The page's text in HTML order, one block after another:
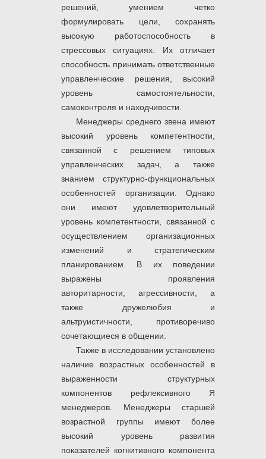
решений, умением четко
формулировать цели, сохранять
высокую работоспособность в
стрессовых ситуациях. Их отличает
способность принимать ответственные
управленческие решения, высокий
уровень самостоятельности,
самоконтроля и находчивости.
Менеджеры среднего звена имеют
высокий уровень компетентности,
связанной с решением типовых
управленческих задач, а также
знанием структурно-функциональных
особенностей организации. Однако
они имеют удовлетворительный
уровень компетентности, связанной с
осуществлением организационных
изменений и стратегическим
планированием. В их поведении
выражены проявления
авторитарности, агрессивности, а
также дружелюбия и
альтруистичности, противоречиво
сочетающиеся в общении.
Также в исследовании установлено
наличие возрастных особенностей в
выраженности структурных
компонентов рефлексивного Я
менеджеров. Менеджеры старшей
возрастной группы имеют более
высокий уровень развития
показателей когнитивного компонента